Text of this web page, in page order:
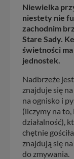
Niewielka
niestety nie
zachodnim
Stare Sady.
świetności
jednostek.
Nadbrzeże
znajduje się
na ognisko i
(liczymy na
działalność),
chętnie
znajdują się
do zmywania.